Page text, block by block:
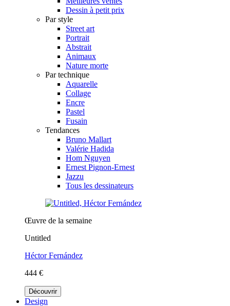
Dessin à petit prix
Par style
Street art
Portrait
Abstrait
Animaux
Nature morte
Par technique
Aquarelle
Collage
Encre
Pastel
Fusain
Tendances
Bruno Mallart
Valérie Hadida
Hom Nguyen
Ernest Pignon-Ernest
Jazzu
Tous les dessinateurs
Œuvre de la semaine
Untitled
Héctor Fernández
444 €
Découvrir
Design